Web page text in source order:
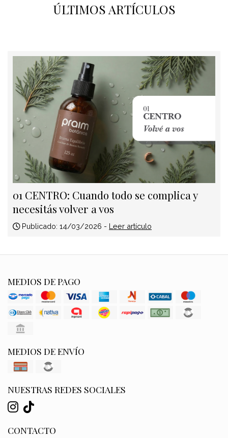
ÚLTIMOS ARTÍCULOS
01 CENTRO: Cuando todo se complica y
necesitás volver a vos
Publicado: 14/03/2026 - Leer artículo
MEDIOS DE PAGO
MEDIOS DE ENVÍO
NUESTRAS REDES SOCIALES
CONTACTO